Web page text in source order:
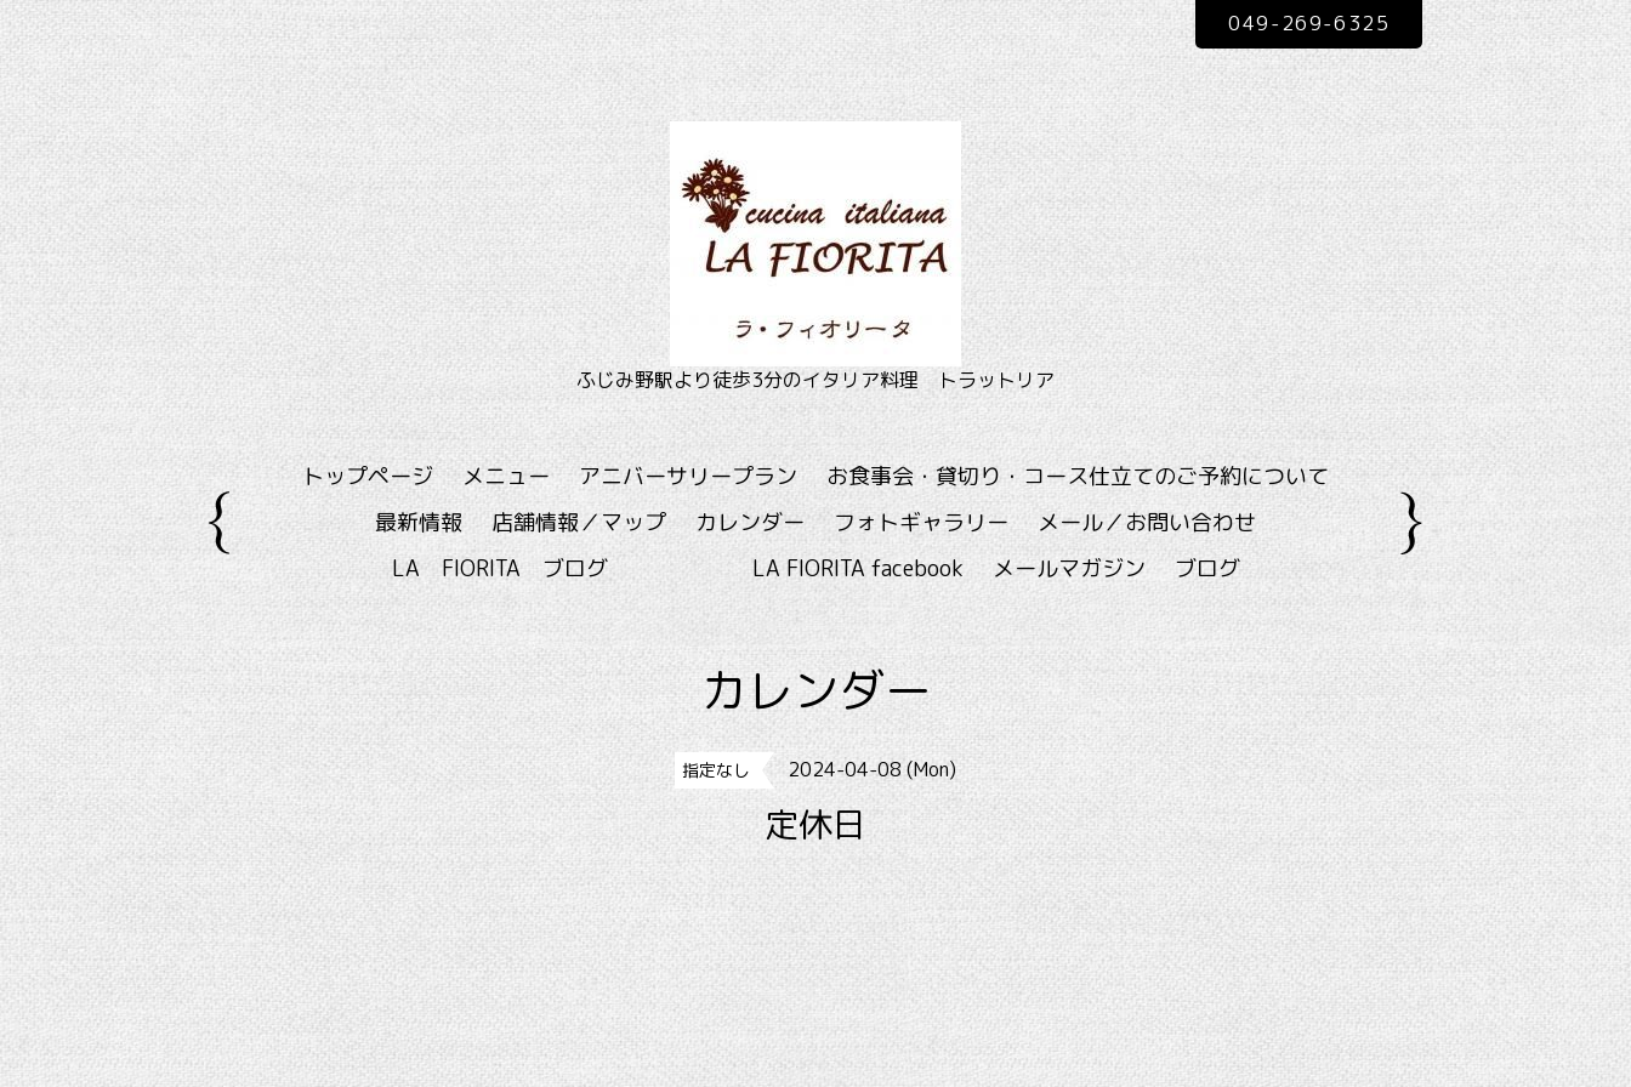
ふじみ野駅より徒歩3分のイタリア料理 トラットリア
049-269-6325
トップページ メニュー アニバーサリープラン
お食事会・貸切り・コース仕立てのご予約について
最新情報
店舗情報／マップ カレンダー フォトギャラリー
メール／お問い合わせ
LA FIORITA ブログ
LA FIORITA facebook メールマガジン ブログ
カレンダー
指定なし 2024-04-08 (Mon)
定休日